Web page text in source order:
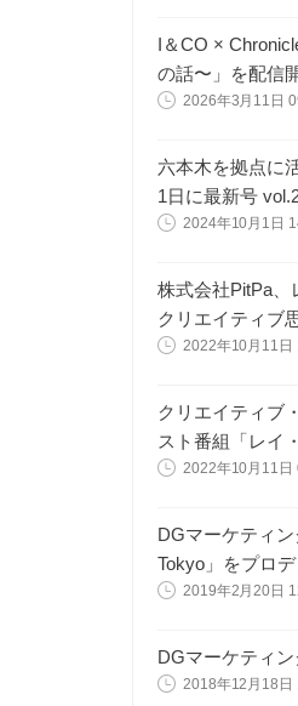
I＆CO ×
の話〜」を配信
2026年3月11日
六本木を拠点に
1日に最新号
2024年10月1日
株式会社PitPa、
クリエイティブ
2022年10月11日
クリエイティブ
スト番組「レイ
2022年10月11日
DGマーケティ
Tokyo」をプロ
2019年2月20日
DGマーケティ
2018年12月18日